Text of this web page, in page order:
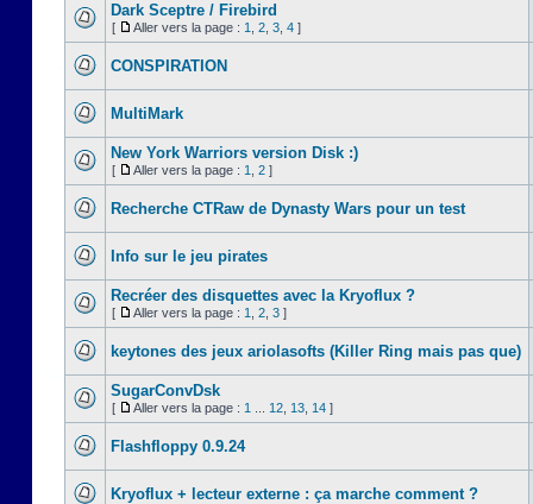
Dark Sceptre / Firebird
[ Aller vers la page : 1 2 3 4 ]
CONSPIRATION
MultiMark
New York Warriors version Disk :)
[ Aller vers la page : 1 2 ]
Recherche CTRaw de Dynasty Wars pour un test
Info sur le jeu pirates
Recréer des disquettes avec la Kryoflux ?
[ Aller vers la page : 1 2 3 ]
keytones des jeux ariolasofts (Killer Ring mais pas que)
SugarConvDsk
[ Aller vers la page : 1 12 13 14 ]
Flashfloppy 0.9.24
Kryoflux + lecteur externe : ça marche comment ?